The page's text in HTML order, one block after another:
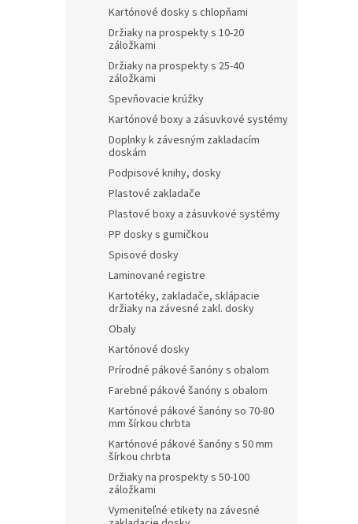
Kartónové dosky s chlopňami
Držiaky na prospekty s 10-20
záložkami
Držiaky na prospekty s 25-40
záložkami
Spevňovacie krúžky
Kartónové boxy a zásuvkové systémy
Doplnky k závesným zakladacím
doskám
Podpisové knihy, dosky
Plastové zakladače
Plastové boxy a zásuvkové systémy
PP dosky s gumičkou
Spisové dosky
Laminované registre
Kartotéky, zakladače, sklápacie
držiaky na závesné zakl. dosky
Obaly
Kartónové dosky
Prírodné pákové šanóny s obalom
Farebné pákové šanóny s obalom
Kartónové pákové šanóny so 70-80
mm šírkou chrbta
Kartónové pákové šanóny s 50 mm
šírkou chrbta
Držiaky na prospekty s 50-100
záložkami
Vymeniteľné etikety na závesné